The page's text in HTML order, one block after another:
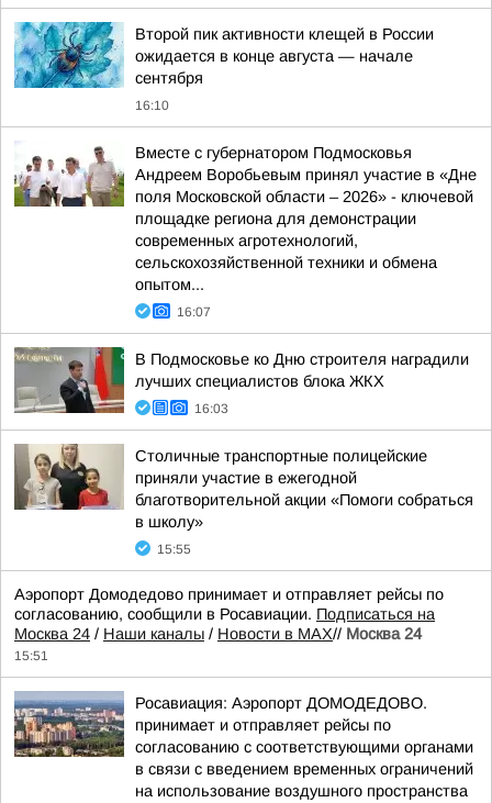
Второй пик активности клещей в России
ожидается в конце августа — начале
сентября
16:10
Вместе с губернатором Подмосковья
Андреем Воробьевым принял участие в «Дне
поля Московской области – 2026» - ключевой
площадке региона для демонстрации
современных агротехнологий,
сельскохозяйственной техники и обмена
опытом...
16:07
В Подмосковье ко Дню строителя наградили
лучших специалистов блока ЖКХ
16:03
Столичные транспортные полицейские
приняли участие в ежегодной
благотворительной акции «Помоги собраться
в школу»
15:55
Аэропорт Домодедово принимает и отправляет рейсы по
согласованию, сообщили в Росавиации. Подписаться на
Москва 24 / Наши каналы / Новости в MAX// Москва 24
15:51
Росавиация: Аэропорт ДОМОДЕДОВО.
принимает и отправляет рейсы по
согласованию с соответствующими органами
в связи с введением временных ограничений
на использование воздушного пространства